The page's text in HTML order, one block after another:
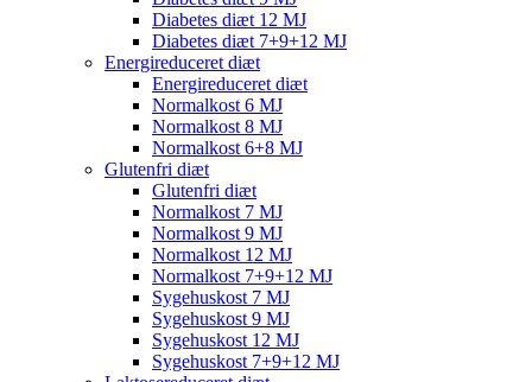
Diabetes diæt 12 MJ
Diabetes diæt 7+9+12 MJ
Energireduceret diæt
Energireduceret diæt
Normalkost 6 MJ
Normalkost 8 MJ
Normalkost 6+8 MJ
Glutenfri diæt
Glutenfri diæt
Normalkost 7 MJ
Normalkost 9 MJ
Normalkost 12 MJ
Normalkost 7+9+12 MJ
Sygehuskost 7 MJ
Sygehuskost 9 MJ
Sygehuskost 12 MJ
Sygehuskost 7+9+12 MJ